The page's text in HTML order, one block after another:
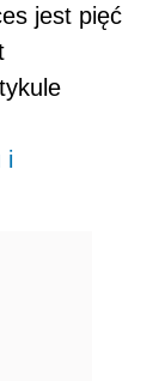
jest pięć
i